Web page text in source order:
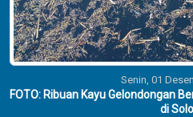
Senin, 01
FOTO: Ribuan Kayu Gelondongan
di